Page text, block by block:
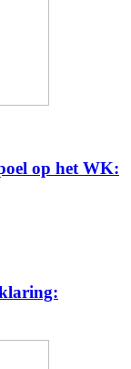
op het WK: